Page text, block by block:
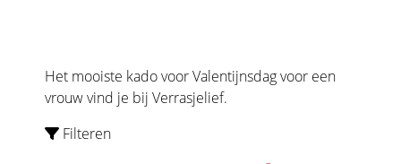
Het mooiste kado voor Valentijnsdag voor een
vrouw vind je bij Verrasjelief.
Filteren